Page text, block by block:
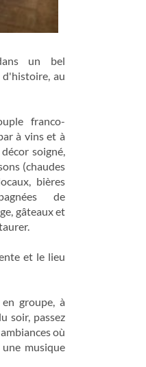
un bel
d'histoire, au
franco-
à vins et à
soigné,
(chaudes
bières
de
gâteaux et
et le lieu
groupe, à
soir, passez
où
musique